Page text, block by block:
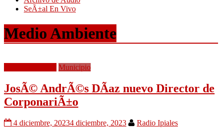
SeÃ±al En Vivo
Medio Ambiente
Municipio
JosÃ© AndrÃ©s DÃ­az nuevo Director de
CorponariÃ±o
4 diciembre, 20234 diciembre, 2023
Radio Ipiales